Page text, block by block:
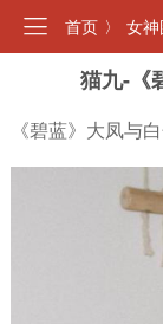
首页 〉 女
猫九-《
《碧蓝》大凤与